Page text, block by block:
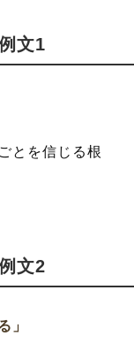
文1
とを信じる根
文2
」